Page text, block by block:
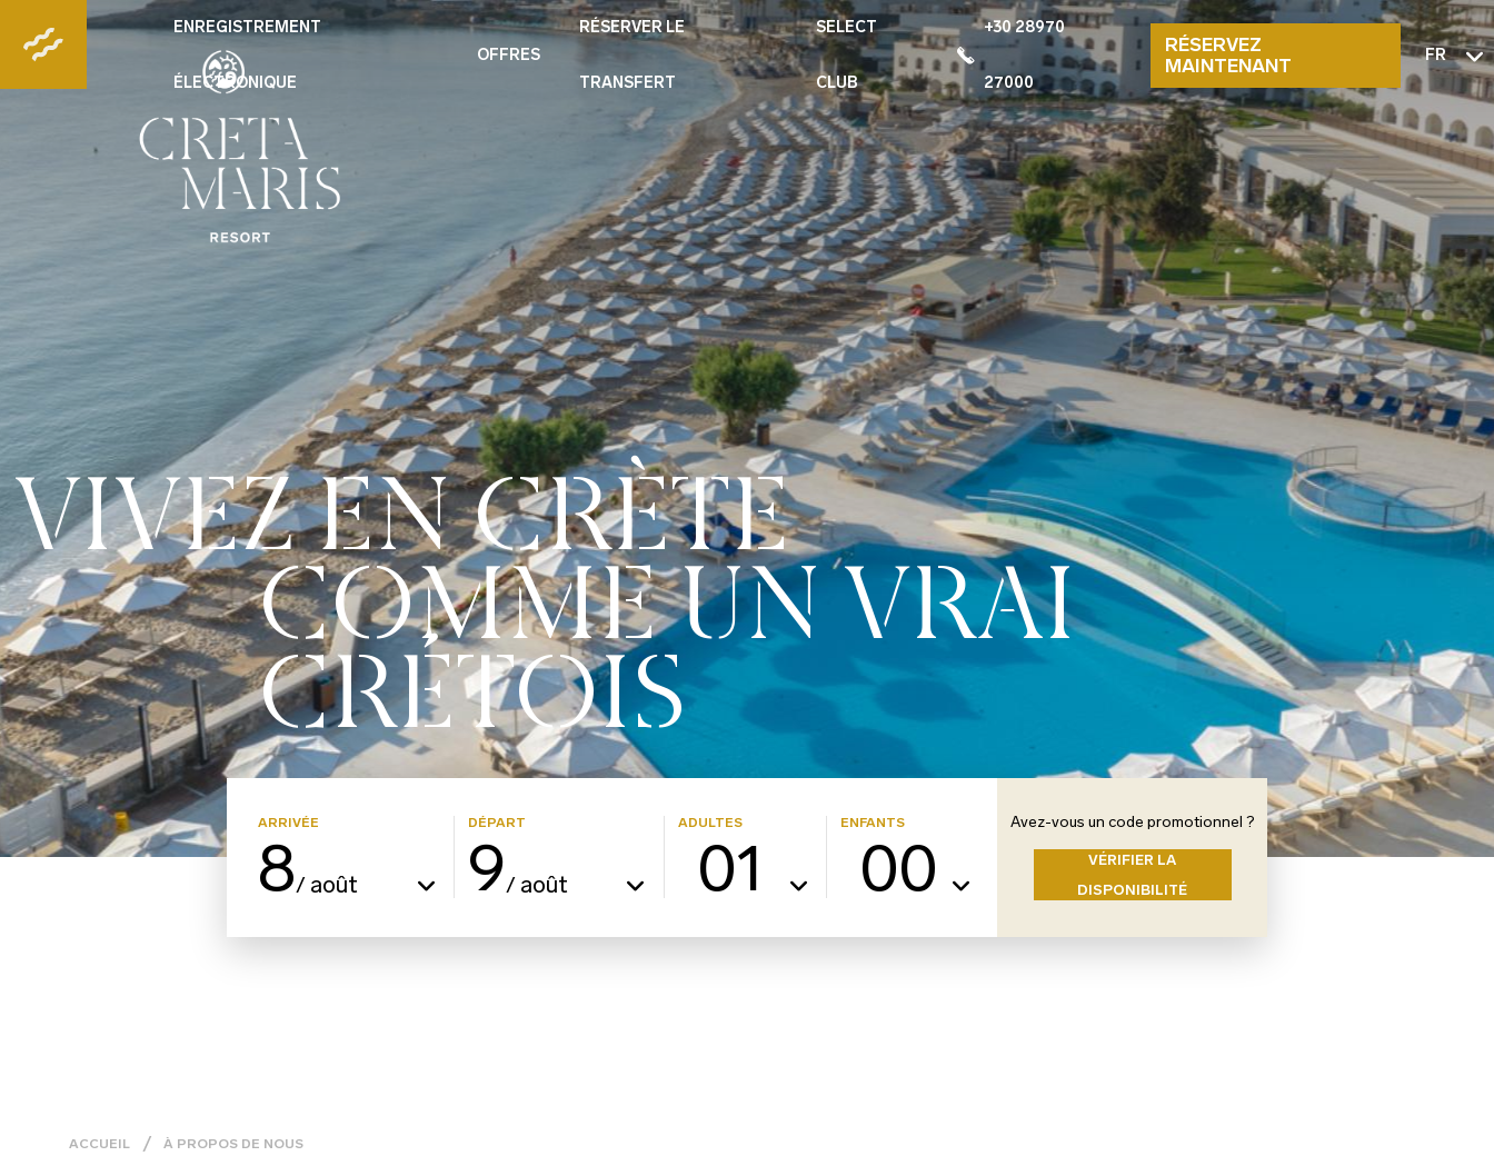
ENREGISTREMENT
ÉLECTRONIQUE
OFFRES
RÉSERVER LE
TRANSFERT
SELECT
CLUB
+30 28970
27000
RÉSERVEZ
MAINTENANT
FR
VIVEZ EN CRÈTE
COMME UN VRAI
CRÉTOIS
ARRIVÉE
8/ août
DÉPART
9/ août
ADULTES
01
ENFANTS
00
Avez-vous un code promotionnel ?
VÉRIFIER LA
DISPONIBILITÉ
ACCUEIL À PROPOS DE NOUS